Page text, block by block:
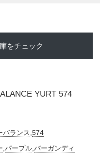
をチェック
YURT 574
バランス ,574
,パープル ,バーガンディ